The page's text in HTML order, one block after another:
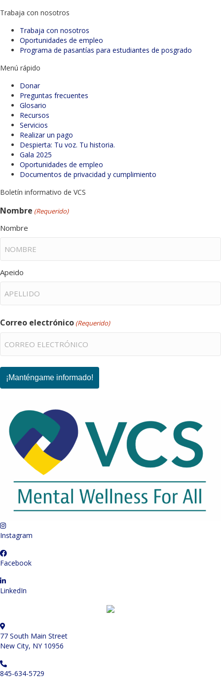
Trabaja con nosotros
Trabaja con nosotros
Oportunidades de empleo
Programa de pasantías para estudiantes de posgrado
Menú rápido
Donar
Preguntas frecuentes
Glosario
Recursos
Servicios
Realizar un pago
Despierta: Tu voz. Tu historia.
Gala 2025
Oportunidades de empleo
Documentos de privacidad y cumplimiento
Boletín informativo de VCS
Nombre (Requerido)
Nombre
Apeido
Correo electrónico (Requerido)
Instagram
Facebook
LinkedIn
77 South Main Street
New City, NY 10956
845-634-5729